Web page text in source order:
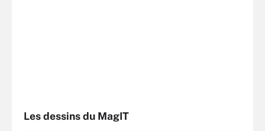
Les dessins du MagIT